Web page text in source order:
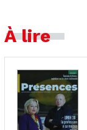
À lire